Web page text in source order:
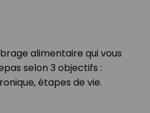
alimentaire qui vous
selon 3 objectifs :
étapes de vie.